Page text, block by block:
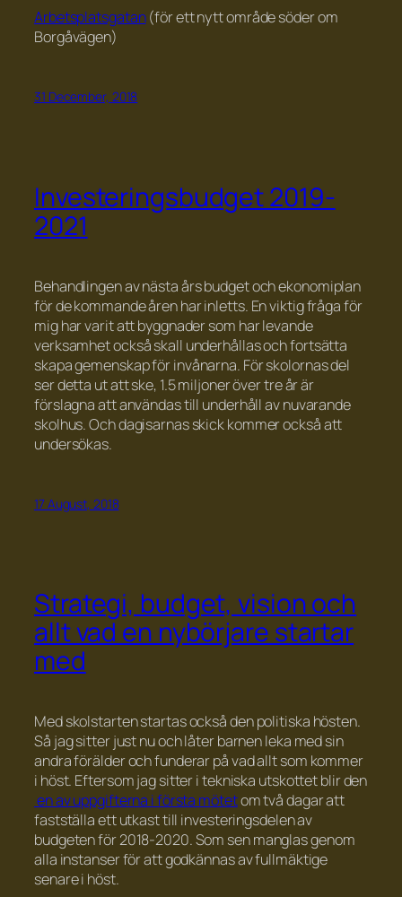
Arbetsplatsgatan(för ett nytt område söder om
Borgåvägen)
31 December, 2018
Investeringsbudget 2019-
2021
Behandlingen av nästa års budget och ekonomiplan
för de kommande åren har inletts. En viktig fråga för
mig har varit att byggnader som har levande
verksamhet också skall underhållas och fortsätta
skapa gemenskap för invånarna. För skolornas del
ser detta ut att ske, 1.5 miljoner över tre år är
förslagna att användas till underhåll av nuvarande
skolhus. Och dagisarnas skick kommer också att
undersökas.
17 August, 2018
Strategi, budget, vision och
allt vad en nybörjare startar
med
Med skolstarten startas också den politiska hösten.
Så jag sitter just nu och låter barnen leka med sin
andra förälder och funderar på vad allt som kommer
i höst. Eftersom jag sitter i tekniska utskottet blir den
en av uppgifterna i första mötetom två dagar att
fastställa ett utkast till investeringsdelen av
budgeten för 2018-2020. Som sen manglas genom
alla instanser för att godkännas av fullmäktige
senare i höst.